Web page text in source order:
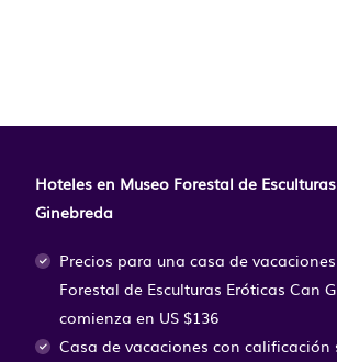
Hoteles en Museo Forestal de
Ginebreda
Precios para una casa de
Forestal de Esculturas Eróticas Can
comienza en US $136
Casa de vacaciones con calificación